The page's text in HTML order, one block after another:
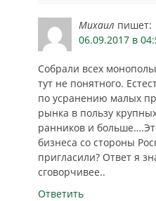
Михаил пишет:
06.09.2017 в
Собрали всех
тут не понятного.
по усранению малых
рынка в пользу
ранников и
бизнеса со стороны
пригласили? Ответ я
сговорчивее..
Ответить